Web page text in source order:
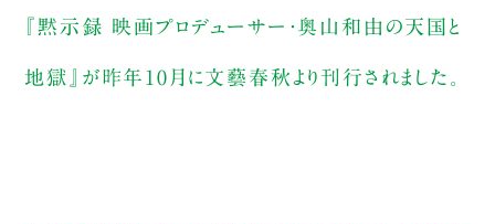
『黙示録 映画プロデューサー・奥山和由の天国と
地獄』が昨年10月に文藝春秋より刊行されました。